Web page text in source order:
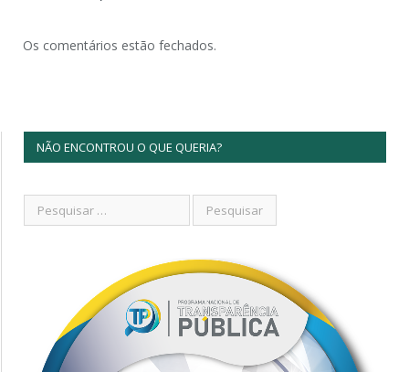
Os comentários estão fechados.
NÃO ENCONTROU O QUE QUERIA?